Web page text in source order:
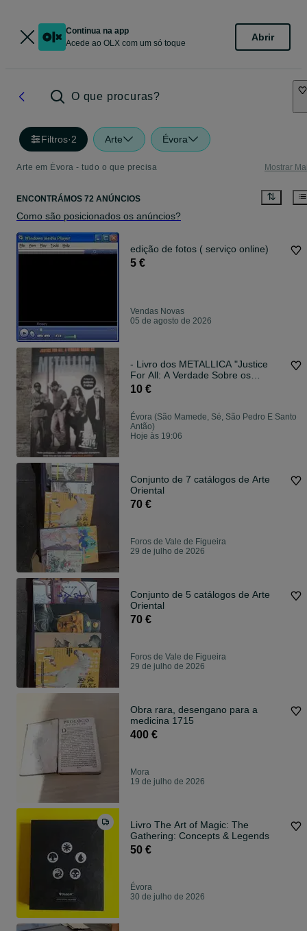
Continua na app
Acede ao OLX com um só toque
Abrir
O que procuras?
Filtros·2 Arte Évora
Arte em Évora - tudo o que precisa Mostrar
ENCONTRÁMOS 72 ANÚNCIOS
Como são posicionados os anúncios?
edição de fotos ( serviço online)
5 €
Vendas Novas
05 de agosto de 2026
- Livro dos METALLICA "Justice
For All: A Verdade Sobre os
Metallica"
10 €
Évora (São Mamede, Sé, São Pedro E Santo
Antão)
Hoje às 19:06
Conjunto de 7 catálogos de Arte
Oriental
70 €
Foros de Vale de Figueira
29 de julho de 2026
Conjunto de 5 catálogos de Arte
Oriental
70 €
Foros de Vale de Figueira
29 de julho de 2026
Obra rara, desengano para a
medicina 1715
400 €
Mora
19 de julho de 2026
Livro The Art of Magic: The
Gathering: Concepts & Legends
50 €
Évora
30 de julho de 2026